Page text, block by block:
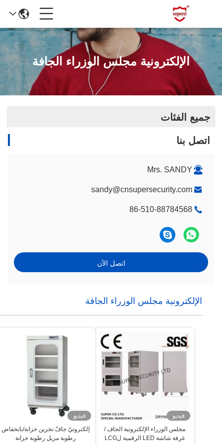
الإلكترونية مجلس الوزراء الجافة
جميع الفئات
اتصل بنا
Mrs. SANDY
sandy@cnsupersecurity.com
86-510-88784568
اتصل الآن
الإلكترونية مجلس الوزراء الجافة
فيديو
مجلس الوزراء الإلكترونية الجاف /
غرفة شاشة LED الرقمية لLCG
فيديو
إلكترونيّ جافّ تخزين خزانة/بانخفاض
رطوبة مزيل رطوبة خزانة